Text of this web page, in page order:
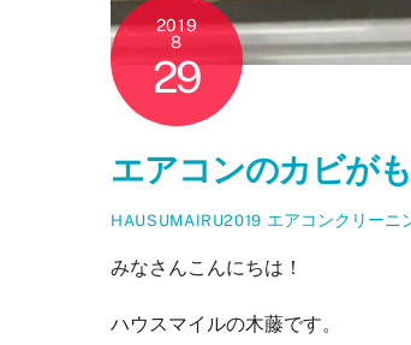
2019
8
29
エアコンのカビが
HAUSUMAIRU2019 エアコンクリーニ
みなさんこんにちは！
ハウスマイルの木藤です。